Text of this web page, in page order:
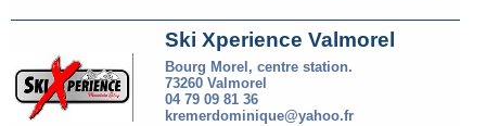
Ski Xperience Valmorel
Bourg Morel, centre station.
73260 Valmorel
04 79 09 81 36
kremerdominique@yahoo.fr